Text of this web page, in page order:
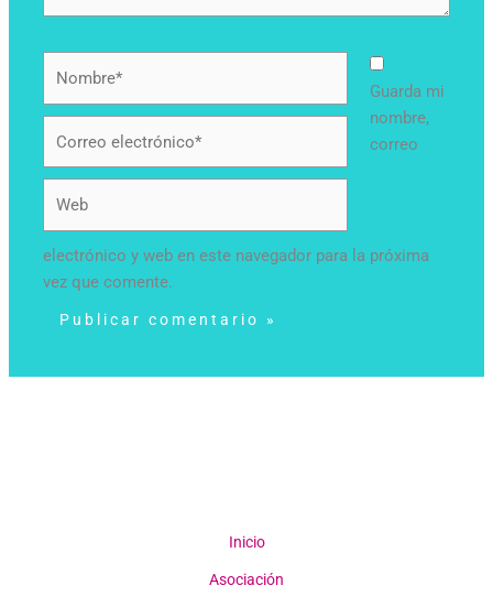
electrónico*
Guarda mi
nombre,
correo
electrónico y web en este navegador para la próxima
vez que comente.
Inicio
Asociación